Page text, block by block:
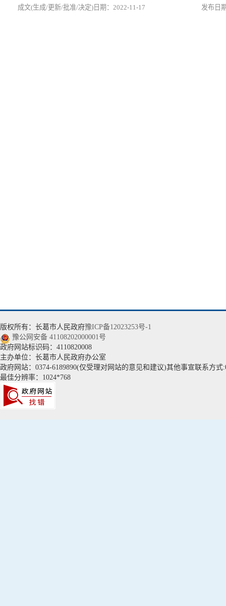
2022-11-17
版权所有：长葛市人民政府豫ICP备12023253号-1
豫公网安备 41108202000001号
政府网站标识码：4110820008
主办单位：长葛市人民政府办公室
政府网站：0374-6189890(仅受理对网站的意见和建议)其他事宣联系方式
最佳分辨率：1024*768